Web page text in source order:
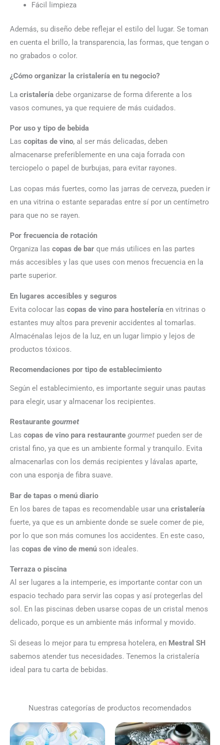
Fácil limpieza
Además, su diseño debe reflejar el estilo del lugar. Se toman
en cuenta el brillo, la transparencia, las formas, que tengan o
no grabados o color.
¿Cómo organizar la cristalería en tu negocio?
La cristalería debe organizarse de forma diferente a los
vasos comunes, ya que requiere de más cuidados.
Por uso y tipo de bebida
Las copitas de vino, al ser más delicadas, deben
almacenarse preferiblemente en una caja forrada con
terciopelo o papel de burbujas, para evitar rayones.
Las copas más fuertes, como las jarras de cerveza, pueden ir
en una vitrina o estante separadas entre sí por un centímetro
para que no se rayen.
Por frecuencia de rotación
Organiza las copas de bar que más utilices en las partes
más accesibles y las que uses con menos frecuencia en la
parte superior.
En lugares accesibles y seguros
Evita colocar las copas de vino para hostelería en vitrinas o
estantes muy altos para prevenir accidentes al tomarlas.
Almacénalas lejos de la luz, en un lugar limpio y lejos de
productos tóxicos.
Recomendaciones por tipo de establecimiento
Según el establecimiento, es importante seguir unas pautas
para elegir, usar y almacenar los recipientes.
Restaurante gourmet
Las copas de vino para restaurante gourmet pueden ser de
cristal fino, ya que es un ambiente formal y tranquilo. Evita
almacenarlas con los demás recipientes y lávalas aparte,
con una esponja de fibra suave.
Bar de tapas o menú diario
En los bares de tapas es recomendable usar una cristalería
fuerte, ya que es un ambiente donde se suele comer de pie,
por lo que son más comunes los accidentes. En este caso,
las copas de vino de menú son ideales.
Terraza o piscina
Al ser lugares a la intemperie, es importante contar con un
espacio techado para servir las copas y así protegerlas del
sol. En las piscinas deben usarse copas de un cristal menos
delicado, porque es un ambiente más informal y movido.
Si deseas lo mejor para tu empresa hotelera, en Mestral SH
sabemos atender tus necesidades. Tenemos la cristalería
ideal para tu carta de bebidas.
Nuestras categorías de productos recomendados